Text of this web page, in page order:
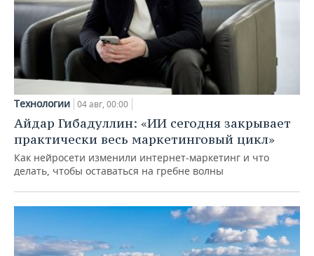
Технологии 04 авг, 00:00
Айдар Гибадуллин: «ИИ сегодня закрывает
практически весь маркетинговый цикл»
Как нейросети изменили интернет-маркетинг и что
делать, чтобы оставаться на гребне волны